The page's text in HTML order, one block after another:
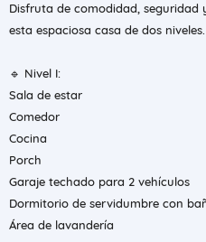
Disfruta de comodidad,
esta espaciosa casa de dos niveles.
🔹 Nivel I:
Sala de estar
Comedor
Cocina
Porch
Garaje techado para 2 vehículos
Dormitorio de servidumbre con
Área de lavandería